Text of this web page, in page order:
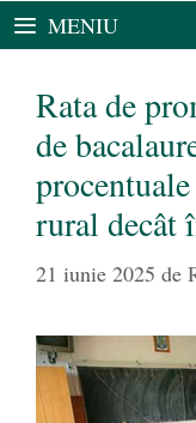
MENIU
Rata de
de
rural decât
21 iunie 2025 de